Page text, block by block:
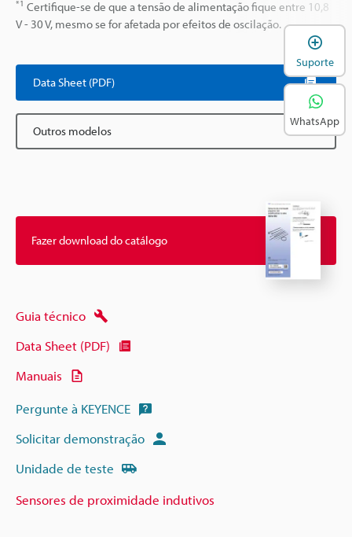
*1 Certifique-se de que a tensão de alimentação fique entre 10,8
V - 30 V, mesmo se for afetada por efeitos de oscilação.
Data Sheet (PDF)
Outros modelos
Fazer download do catálogo
Guia técnico
Data Sheet (PDF)
Manuais
Pergunte à KEYENCE
Solicitar demonstração
Unidade de teste
Sensores de proximidade indutivos
Suporte
WhatsApp